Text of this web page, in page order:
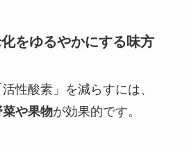
化をゆるやかにする味方
性酸素」を減らすには、
や果物が効果的です。